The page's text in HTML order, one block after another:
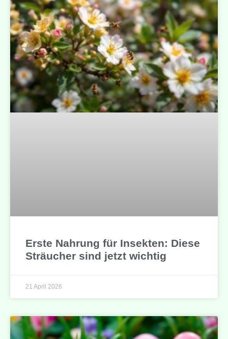
Erste Nahrung für Insekten: Diese
Sträucher sind jetzt wichtig
21 April 2026